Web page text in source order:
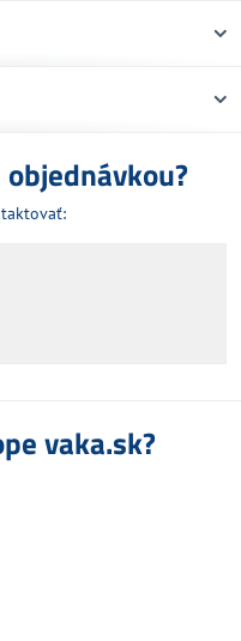
vaka.sk?